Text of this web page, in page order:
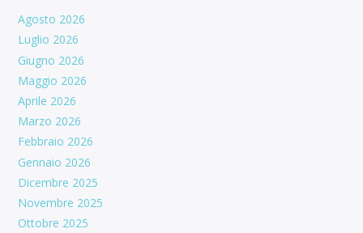
Agosto 2026
Luglio 2026
Giugno 2026
Maggio 2026
Aprile 2026
Marzo 2026
Febbraio 2026
Gennaio 2026
Dicembre 2025
Novembre 2025
Ottobre 2025